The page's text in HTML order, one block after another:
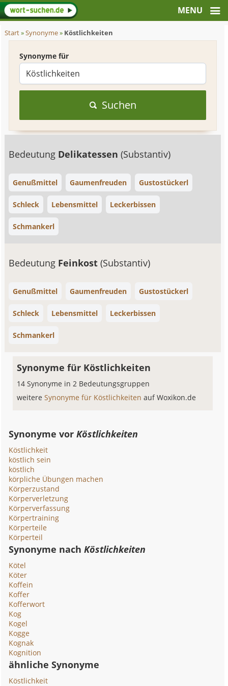
Start»Synonyme» Köstlichkeiten
Synonyme für
Suchen
Bedeutung Delikatessen(Substantiv)
Genußmittel Gaumenfreuden Gustostückerl
Schleck Lebensmittel Leckerbissen
Schmankerl
Bedeutung Feinkost(Substantiv)
Genußmittel Gaumenfreuden Gustostückerl
Schleck Lebensmittel Leckerbissen
Schmankerl
Synonyme für Köstlichkeiten
14 Synonyme in 2 Bedeutungsgruppen
weitereSynonyme für Köstlichkeitenauf Woxikon.de
Synonyme vorKöstlichkeiten
Köstlichkeit
köstlich sein
köstlich
körpliche Übungen machen
Körperzustand
Körperverletzung
Körperverfassung
Körpertraining
Körperteile
Körperteil
Synonyme nachKöstlichkeiten
Kötel
Köter
Koffein
Koffer
Kofferwort
Kog
Kogel
Kogge
Kognak
Kognition
ähnliche Synonyme
Köstlichkeit